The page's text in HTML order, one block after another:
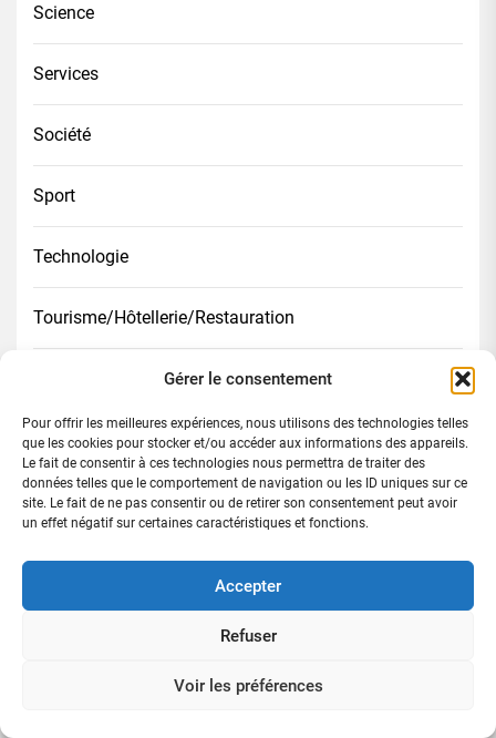
Gérer le consentement
Pour offrir les meilleures expériences, nous utilisons des technologies telles
que les cookies pour stocker et/ou accéder aux informations des appareils.
Le fait de consentir à ces technologies nous permettra de traiter des
données telles que le comportement de navigation ou les ID uniques sur ce
site. Le fait de ne pas consentir ou de retirer son consentement peut avoir
un effet négatif sur certaines caractéristiques et fonctions.
Accepter
Refuser
Voir les préférences
Science
Services
Société
Sport
Technologie
Tourisme/Hôtellerie/Restauration
Dernières publications
Avant la célébration du 66 éme anniversaire de
la libération des prisonniers politiques
Indépendance 2026 : le RDI prône le dialogue et la